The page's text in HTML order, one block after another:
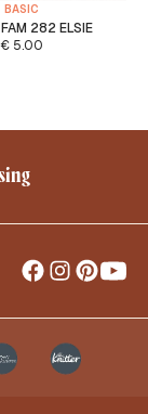
BASIC
282 ELSIE
€5.00